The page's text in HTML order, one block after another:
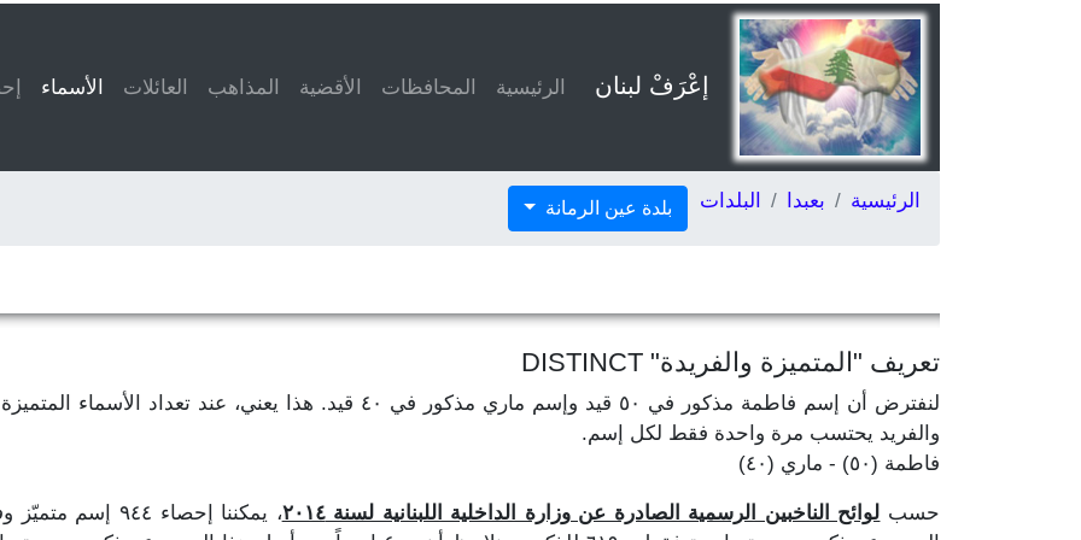
إعْرَفْ لبنان الرئيسية المحافظات الأقضية المذاهب العائلات الأسماء
الرئيسية بعبدا البلدات بلدة عين الرمانة
تعريف "المتميزة والفريدة" DISTINCT
لنفترض أن إسم فاطمة مذكور في ٥٠ قيد وإسم ماري مذكور في ٤٠ قيد.
والفريد يحتسب مرة واحدة فقط لكل إسم.
فاطمة (٥٠) - ماري (٤٠)
حسب لوائح الناخبين الرسمية الصادرة عن وزارة الداخلية اللبنانية لسنة ٢٠١٤